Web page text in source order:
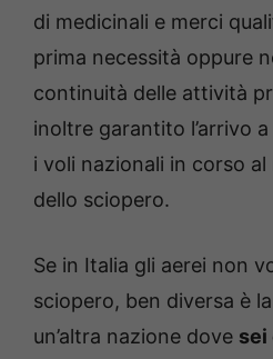
di medicinali e merci
prima necessità oppure
continuità delle attività
inoltre garantito l’arrivo
i voli nazionali in corso al
dello sciopero.
Se in Italia gli aerei non
sciopero, ben diversa è
un’altra nazione dove sei